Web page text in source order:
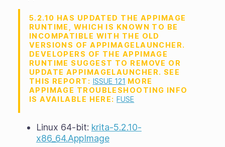
5.2.10 HAS UPDATED THE APPIMAGE
RUNTIME, WHICH IS KNOWN TO BE
INCOMPATIBLE WITH THE OLD
VERSIONS OF APPIMAGELAUNCHER.
DEVELOPERS OF THE APPIMAGE
RUNTIME SUGGEST TO REMOVE OR
UPDATE APPIMAGELAUNCHER. SEE
THIS REPORT: ISSUE 121 MORE
APPIMAGE TROUBLESHOOTING INFO
IS AVAILABLE HERE:FUSE
Linux 64-bit: krita-5.2.10-
x86_64.AppImage